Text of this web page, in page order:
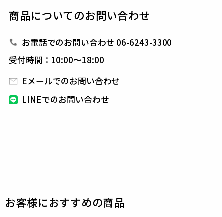
心して対応可能です。
シンプルかつ洗練されたデザインに加え、サイドには
1PIU1UGUALE3らしい折鶴モチーフがアクセントを
添えています。
カラーは、清潔感のあるホワイト、自然に溶け込むカ
ーキ、シックなブラックの3色展開。
も快適に過ごせる逸品です。
スポーツの機能美を併せ持ち上質を知る全てのプレイ
ヤーの為のウェアとしてリリースいたします。革新的
商品についてのお問い合わせ
お電話でのお問い合わせ 06-6243-3300
受付時間：10:00～18:00
Eメールでのお問い合わせ
LINEでのお問い合わせ